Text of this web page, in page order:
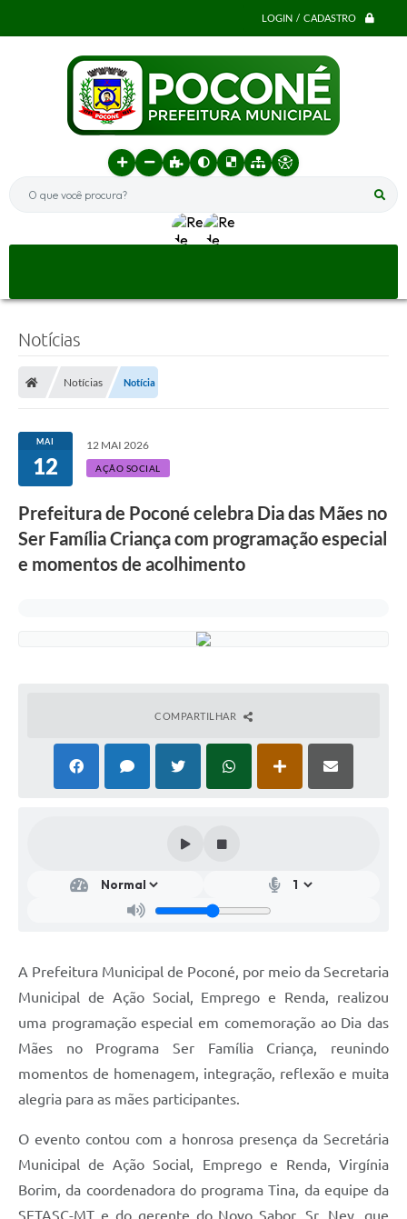
LOGIN / CADASTRO
O que você procura?
Notícias
Notícias Notícia
MAI
12
12 MAI 2026
AÇÃO SOCIAL
Prefeitura de Poconé celebra Dia das Mães no
Ser Família Criança com programação especial
e momentos de acolhimento
COMPARTILHAR
A Prefeitura Municipal de Poconé, por meio da Secretaria
Municipal de Ação Social, Emprego e Renda, realizou
uma programação especial em comemoração ao Dia das
Mães no Programa Ser Família Criança, reunindo
momentos de homenagem, integração, reflexão e muita
alegria para as mães participantes.
O evento contou com a honrosa presença da Secretária
Municipal de Ação Social, Emprego e Renda, Virgínia
Borim, da coordenadora do programa Tina, da equipe da
SETASC-MT e do gerente do Novo Sabor, Sr. Ney, que